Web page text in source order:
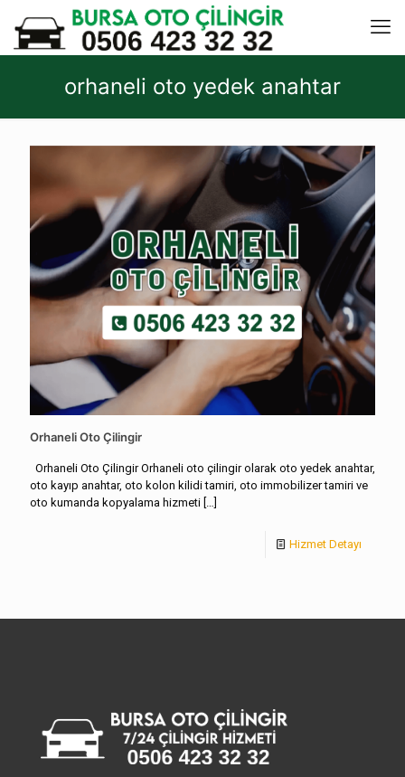
orhaneli oto yedek anahtar
Orhaneli Oto Çilingir
Orhaneli Oto Çilingir Orhaneli oto çilingir olarak oto yedek anahtar,
oto kayıp anahtar, oto kolon kilidi tamiri, oto immobilizer tamiri ve
oto kumanda kopyalama hizmeti […]
Hizmet Detayı